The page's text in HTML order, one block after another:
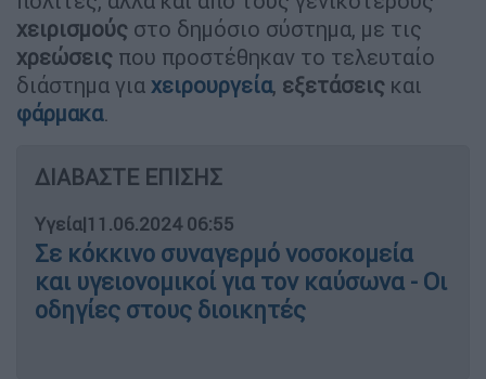
χειρισμούς στο δημόσιο σύστημα, με τις
χρεώσεις που προστέθηκαν το τελευταίο
διάστημα για χειρουργεία, εξετάσεις και
φάρμακα.
ΔΙΑΒΑΣΤΕ ΕΠΙΣΗΣ
Υγεία|11.06.2024 06:55
Σε κόκκινο συναγερμό νοσοκομεία
και υγειονομικοί για τον καύσωνα - Οι
οδηγίες στους διοικητές